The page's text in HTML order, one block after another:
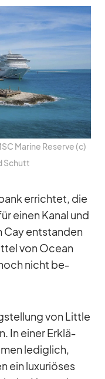
Ma­rine Re­serve (c)
Schutt
er­rich­tet, die
ei­nen Ka­nal und
Cay ent­stan­den
von Ocean
nicht be­
von Little
In ei­ner Er­klä­
le­dig­lich,
ein lu­xu­riö­ses